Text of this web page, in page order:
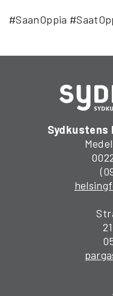
#SaanOppia
Sydkustens